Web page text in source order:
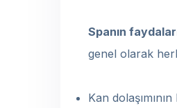
Spanın
genel olarak
Kan